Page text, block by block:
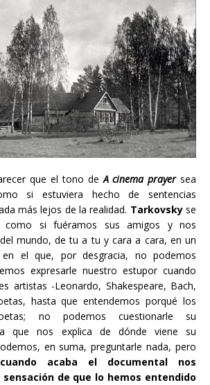
que el tono deA cinema prayersea
si estuviera hecho de sentencias
más lejos de la realidad. Tarkovskyse
como si fuéramos sus amigos y nos
mundo, de tu a tu y cara a cara, en un
el que, por desgracia, no podemos
expresarle nuestro estupor cuando
artistas -Leonardo, Shakespeare, Bach,
hasta que entendemos porqué los
no podemos cuestionarle su
que nos explica de dónde viene su
en suma, preguntarle nada, pero
cuando acaba el documental nos
de que lo hemos entendido